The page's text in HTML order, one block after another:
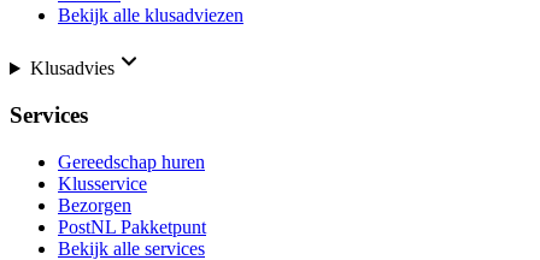
Bekijk alle klusadviezen
Klusadvies
Services
Gereedschap huren
Klusservice
Bezorgen
PostNL Pakketpunt
Bekijk alle services